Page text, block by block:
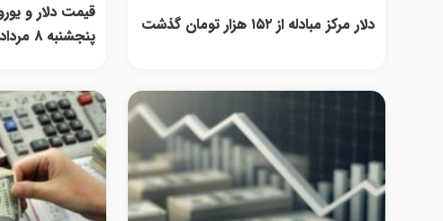
دلار مرکز مبادله از ۱۵۲ هزار تومان گذشت
قیمت دلار و
پنجشنبه ۸ مرداد ۱۴۰۵